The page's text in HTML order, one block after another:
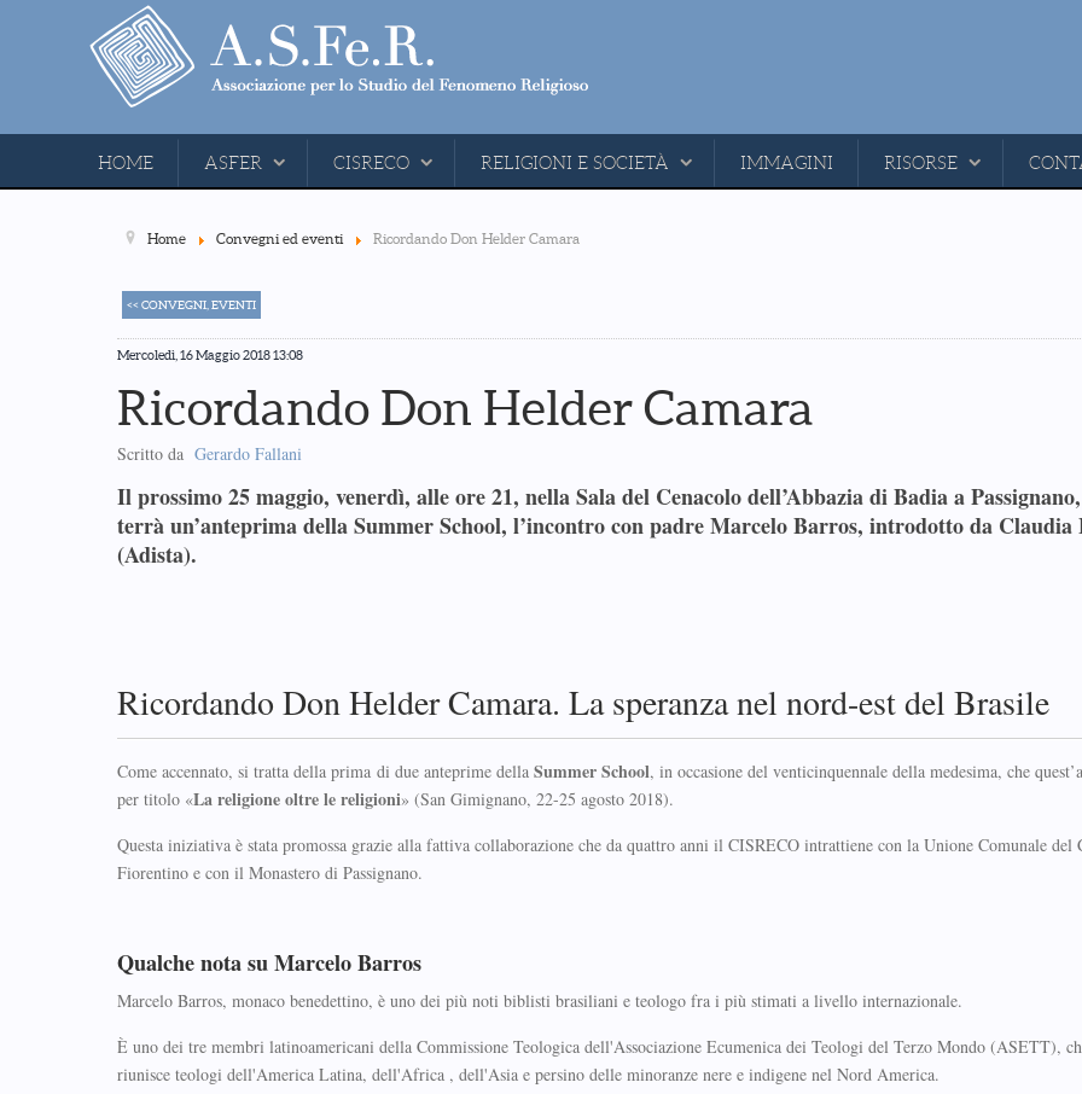
HOME ASFER CISRECO RELIGIONI E SOCIETÀ IMMAGINI RISORSE
Home Convegni ed eventi Ricordando Don Helder Camara
<< CONVEGNI, EVENTI
Mercoledì, 16 Maggio 2018 13:08
Ricordando Don Helder Camara
Scritto da Gerardo Fallani
Il prossimo 25 maggio, venerdì, alle ore 21, nella Sala del Cenacolo dell’Abbazia di Badia a
terrà un’anteprima della Summer School, l’incontro con padre Marcelo Barros, introdotto da Claudia
(Adista).
Ricordando Don Helder Camara. La speranza nel nord-est del Brasile
Come accennato, si tratta della prima di due anteprime della Summer School, in occasione del venticinquennale della medesima, che
per titolo «La religione oltre le religioni» (San Gimignano, 22-25 agosto 2018).
Questa iniziativa è stata promossa grazie alla fattiva collaborazione che da quattro anni il CISRECO intrattiene con la Unione Comunale del
Fiorentino e con il Monastero di Passignano.
Qualche nota su Marcelo Barros
Marcelo Barros, monaco benedettino, è uno dei più noti biblisti brasiliani e teologo fra i più stimati a livello internazionale.
È uno dei tre membri latinoamericani della Commissione Teologica dell'Associazione Ecumenica dei Teologi del Terzo Mondo (ASETT),
riunisce teologi dell'America Latina, dell'Africa , dell'Asia e persino delle minoranze nere e indigene nel Nord America.